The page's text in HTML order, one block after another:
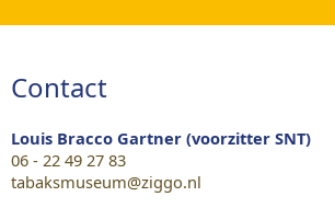
Contact
Louis Bracco Gartner (voorzitter SNT)
06 - 22 49 27 83
tabaksmuseum@ziggo.nl